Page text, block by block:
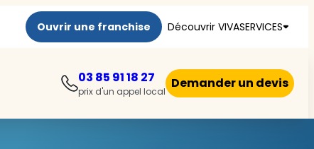
Ouvrir une franchise Découvrir VIVASERVICES
03 85 91 18 27
prix d'un appel local
Demander un devis